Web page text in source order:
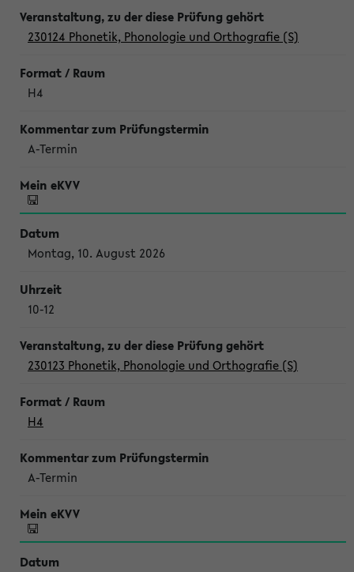
230124 Phonetik, Phonologie und Orthografie (S)
H4
A-Termin
Montag, 10. August 2026
10-12
230123 Phonetik, Phonologie und Orthografie (S)
H4
A-Termin